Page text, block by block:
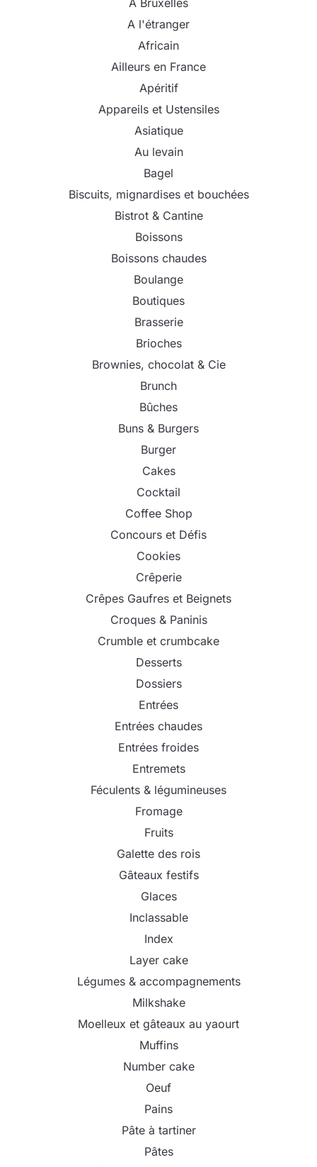
A Bruxelles
A l'étranger
Africain
Ailleurs en France
Apéritif
Appareils et Ustensiles
Asiatique
Au levain
Bagel
Biscuits, mignardises et bouchées
Bistrot & Cantine
Boissons
Boissons chaudes
Boulange
Boutiques
Brasserie
Brioches
Brownies, chocolat & Cie
Brunch
Bûches
Buns & Burgers
Burger
Cakes
Cocktail
Coffee Shop
Concours et Défis
Cookies
Crêperie
Crêpes Gaufres et Beignets
Croques & Paninis
Crumble et crumbcake
Desserts
Dossiers
Entrées
Entrées chaudes
Entrées froides
Entremets
Féculents & légumineuses
Fromage
Fruits
Galette des rois
Gâteaux festifs
Glaces
Inclassable
Index
Layer cake
Légumes & accompagnements
Milkshake
Moelleux et gâteaux au yaourt
Muffins
Number cake
Oeuf
Pains
Pâte à tartiner
Pâtes